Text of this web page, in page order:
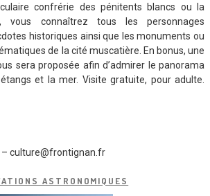
confrérie des pénitents blancs ou la
vous connaîtrez tous les personnages
historiques ainsi que les monuments ou
de la cité muscatière. En bonus, une
sera proposée afin d’admirer le panorama
et la mer. Visite gratuite, pour adulte.
– culture@frontignan.fr
ASTRONOMIQUES